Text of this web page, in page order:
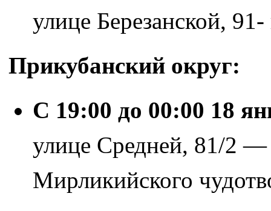
улице Березанской,
Прикубанский округ:
С 19:00 до 00:00 18
улице Средней, 81/2 —
Мирликийского